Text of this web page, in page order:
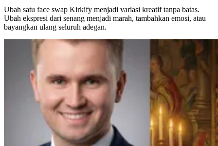
Ubah satu face swap Kirkify menjadi variasi kreatif tanpa batas.
Ubah ekspresi dari senang menjadi marah, tambahkan emosi, atau
bayangkan ulang seluruh adegan.